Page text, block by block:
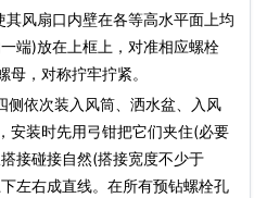
风扇口内壁在各等高水平面上均
端)放在上框上，对准相应螺栓
，对称拧牢拧紧。
依次装入风筒、洒水盆、入风
安装时先用弓钳把它们夹住(必要
接碰接自然(搭接宽度不少于
左右成直线。在所有预钻螺栓孔